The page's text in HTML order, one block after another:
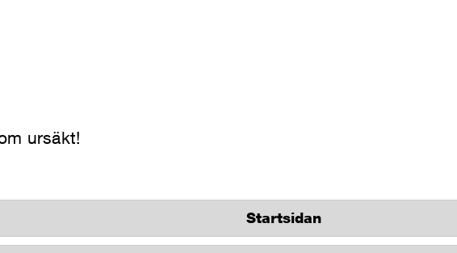
ursäkt!
Startsidan